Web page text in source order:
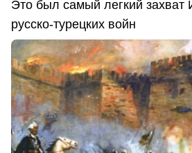
Это был самый легкий захват
русско-турецких войн